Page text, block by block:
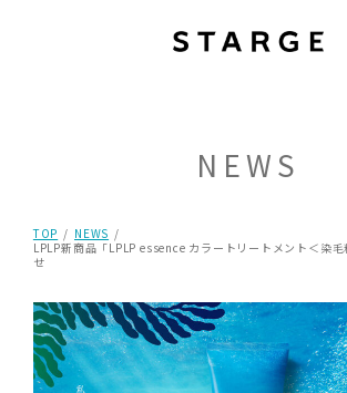
NEWS
TOP
NEWS
LPLP新商品「LPLP essence カラートリートメント＜染
せ